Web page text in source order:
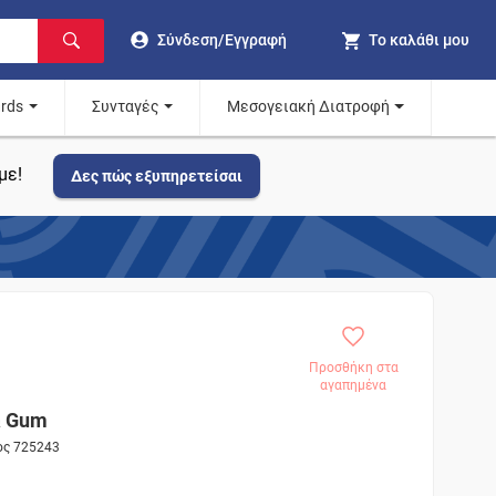
Σύνδεση/Εγγραφή Το καλάθι μου
Συνταγές Μεσογειακή Διατροφή
Δες πώς εξυπηρετείσαι
Προσθήκη στα
αγαπημένα
Gum
725243